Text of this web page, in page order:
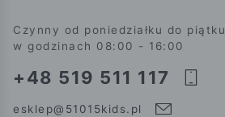
Czynny od poniedziałku do piątku
w godzinach 08:00 - 16:00
+48 519 511 117
esklep@51015kids.pl